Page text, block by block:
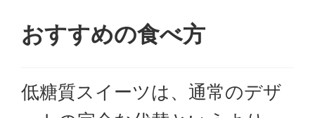
おすすめの食べ方
低糖質スイーツは、通常のデザ